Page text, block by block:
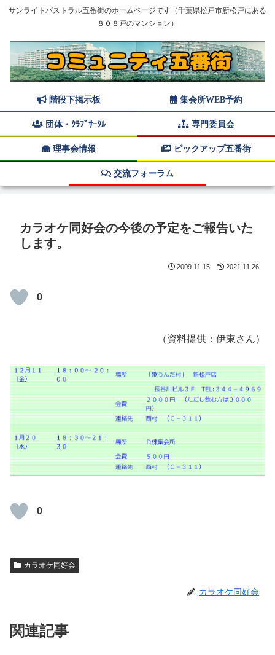
サンライトパストラル五番街のホームページです（千葉県松戸市新松戸にある
８０８戸のマンション）
階段下掲示板 集会所WEB予約
団体・ｸﾗﾌﾞｻｰｸﾙ 専門委員会
理事会情報 ピックアップ五番街
交流フォーラム
カラオケ同好会の今後の予定をご報告いた
します。
2009.11.15 2021.11.26
0
（資料提供：伊東さん）
0
カラオケ同好会
カラオケ同好会
関連記事